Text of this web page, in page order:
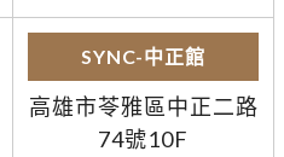
SYNC-中正館
高雄市苓雅區中正二路
74號10F